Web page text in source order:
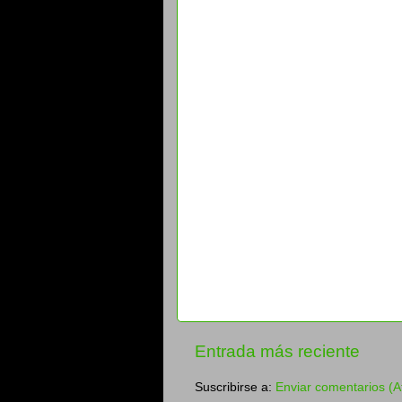
Entrada más reciente
Suscribirse a: Enviar comentarios